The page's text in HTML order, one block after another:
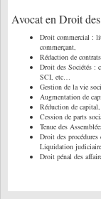
Avocat en Droit
Droit commercial :
commerçant,
Rédaction de
Droit des Sociétés :
SCI, etc…
Gestion de la vie
Augmentation de
Réduction de capital,
Cession de parts
Tenue des
Droit des
Liquidation
Droit pénal des